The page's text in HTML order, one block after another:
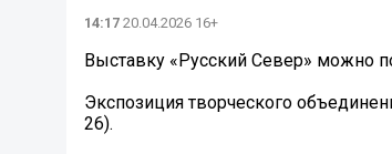
14:17 20.04.2026 16+
Выставку «Русский Север» можно
Экспозиция творческого
26).